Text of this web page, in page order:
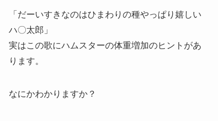
「だーいすきなのはひまわりの種やっぱり嬉しい
ハ〇太郎」
実はこの歌にハムスターの体重増加のヒントがあ
ります。
なにかわかりますか？